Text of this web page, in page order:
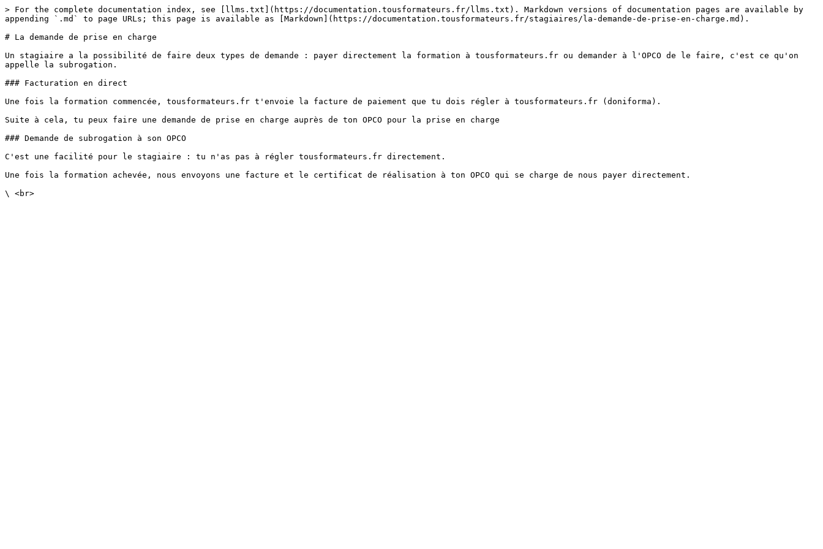
> For the complete documentation index, see [llms.txt](https://documentation.tousformateurs.fr/llms.txt). Markdown versions of documentation pages are available by
appending `.md` to page URLs; this page is available as [Markdown](https://documentation.tousformateurs.fr/stagiaires/la-demande-de-prise-en-charge.md).
# La demande de prise en charge
Un stagiaire a la possibilité de faire deux types de demande : payer directement la formation à tousformateurs.fr ou demander à l'OPCO de le faire, c'est ce qu'on
appelle la subrogation.
### Facturation en direct
Une fois la formation commencée, tousformateurs.fr t'envoie la facture de paiement que tu dois régler à tousformateurs.fr (doniforma).
Suite à cela, tu peux faire une demande de prise en charge auprès de ton OPCO pour la prise en charge
### Demande de subrogation à son OPCO
C'est une facilité pour le stagiaire : tu n'as pas à régler tousformateurs.fr directement.
Une fois la formation achevée, nous envoyons une facture et le certificat de réalisation à ton OPCO qui se charge de nous payer directement.